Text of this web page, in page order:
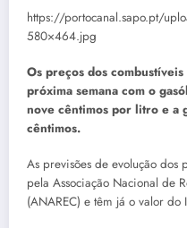
https://portocanal.sapo.pt/
580×464.jpg
Os preços dos
próxima semana com o
nove cêntimos por litro e a
cêntimos.
As previsões de evolução dos
pela Associação Nacional de
(ANAREC) e têm já o valor do